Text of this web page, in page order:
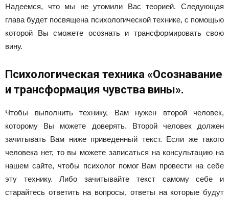
Надеемся, что мы не утомили Вас теорией. Следующая
глава будет посвящена психологической технике, с помощью
которой Вы сможете осознать и трансформировать свою
вину.
Психологическая техника «Осознавание
и трансформация чувства вины».
Чтобы выполнить технику, Вам нужен второй человек,
которому Вы можете доверять. Второй человек должен
зачитывать Вам ниже приведенный текст. Если же такого
человека нет, то вы можете записаться на консультацию на
нашем сайте, чтобы психолог помог Вам провести на себе
эту технику. Либо зачитывайте текст самому себе и
старайтесь ответить на вопросы, ответы на которые будут